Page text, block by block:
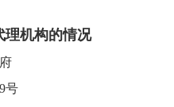
理机构的情况
号